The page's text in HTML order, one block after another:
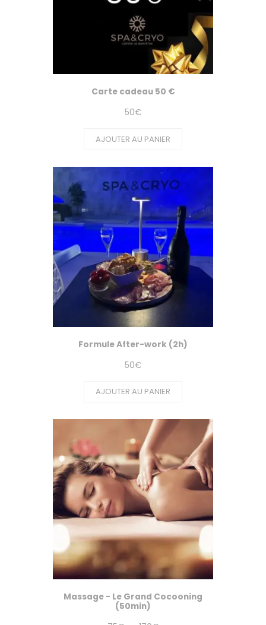
Carte cadeau 50 €
50€
AJOUTER AU PANIER
Formule After-work (2h)
50€
AJOUTER AU PANIER
Massage - Le Grand Cocooning
(50min)